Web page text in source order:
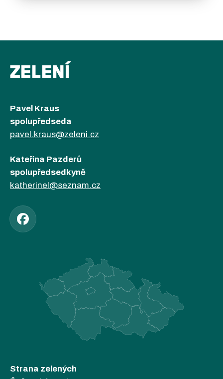
ZELENÍ
Pavel Kraus
spolupředseda
pavel.kraus@zeleni.cz
Kateřina Pazderů
spolupředsedkyně
katherinel@seznam.cz
Strana zelených